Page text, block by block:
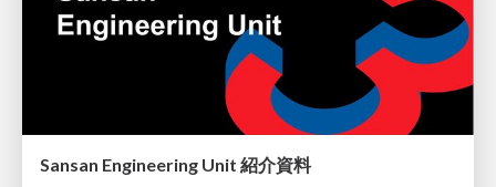
Sansan Engineering Unit 紹介資料